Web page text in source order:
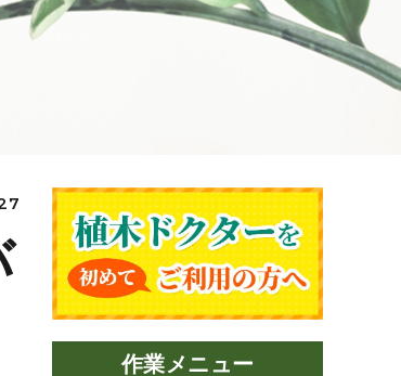
報 サイトメニュー
作業メニュー